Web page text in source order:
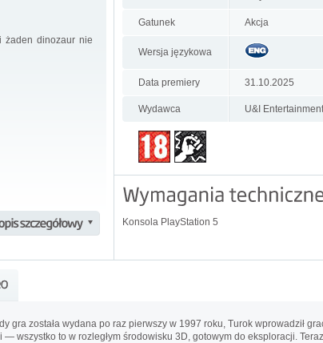
żaden dinozaur nie
Gatunek Akcja
Wersja językowa
Data premiery 31.10.2025
Wydawca U&I Entertainment
Konsola PlayStation 5
gra została wydana po raz pierwszy w 1997 roku, Turok wprowadził
wszystko to w rozległym środowisku 3D, gotowym do eksploracji.